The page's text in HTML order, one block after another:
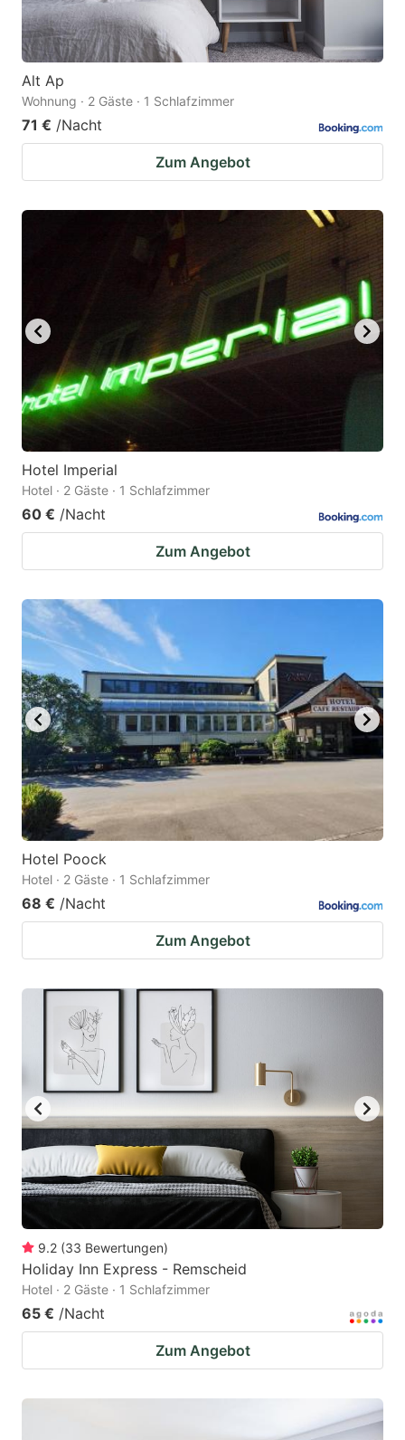
Alt Ap
Wohnung · 2 Gäste · 1 Schlafzimmer
71 € /Nacht
Zum Angebot
Hotel Imperial
Hotel · 2 Gäste · 1 Schlafzimmer
60 € /Nacht
Zum Angebot
Hotel Poock
Hotel · 2 Gäste · 1 Schlafzimmer
68 € /Nacht
Zum Angebot
9.2 (33 Bewertungen)
Holiday Inn Express - Remscheid
Hotel · 2 Gäste · 1 Schlafzimmer
65 € /Nacht
Zum Angebot